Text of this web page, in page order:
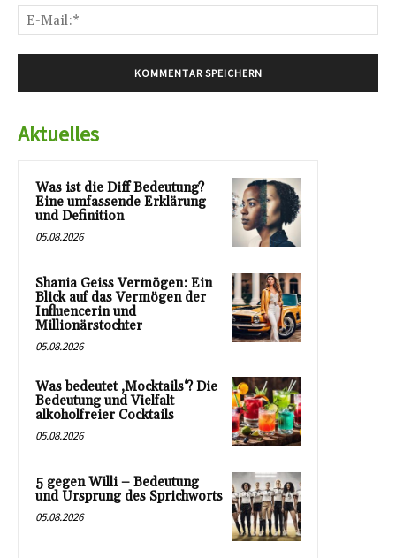
Aktuelles
Was ist die Diff Bedeutung?
Eine umfassende Erklärung
und Definition
05.08.2026
Shania Geiss Vermögen: Ein
Blick auf das Vermögen der
Influencerin und
Millionärstochter
05.08.2026
Was bedeutet ‚Mocktails‘? Die
Bedeutung und Vielfalt
alkoholfreier Cocktails
05.08.2026
5 gegen Willi – Bedeutung
und Ursprung des Sprichworts
05.08.2026